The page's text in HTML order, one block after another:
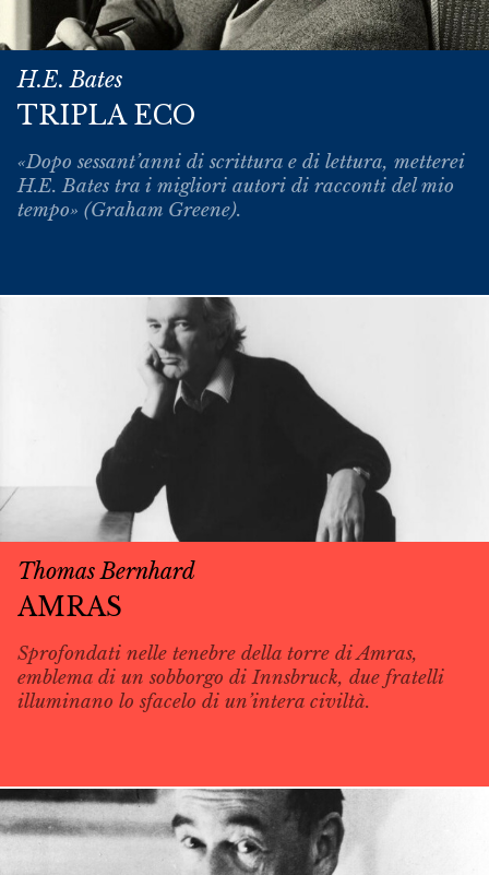
H.E. Bates
TRIPLA ECO
«Dopo sessant’anni di scrittura e di lettura, metterei
H.E. Bates tra i migliori autori di racconti del mio
tempo» (Graham Greene).
Thomas Bernhard
AMRAS
Sprofondati nelle tenebre della torre di Amras,
emblema di un sobborgo di Innsbruck, due fratelli
illuminano lo sfacelo di un’intera civiltà.